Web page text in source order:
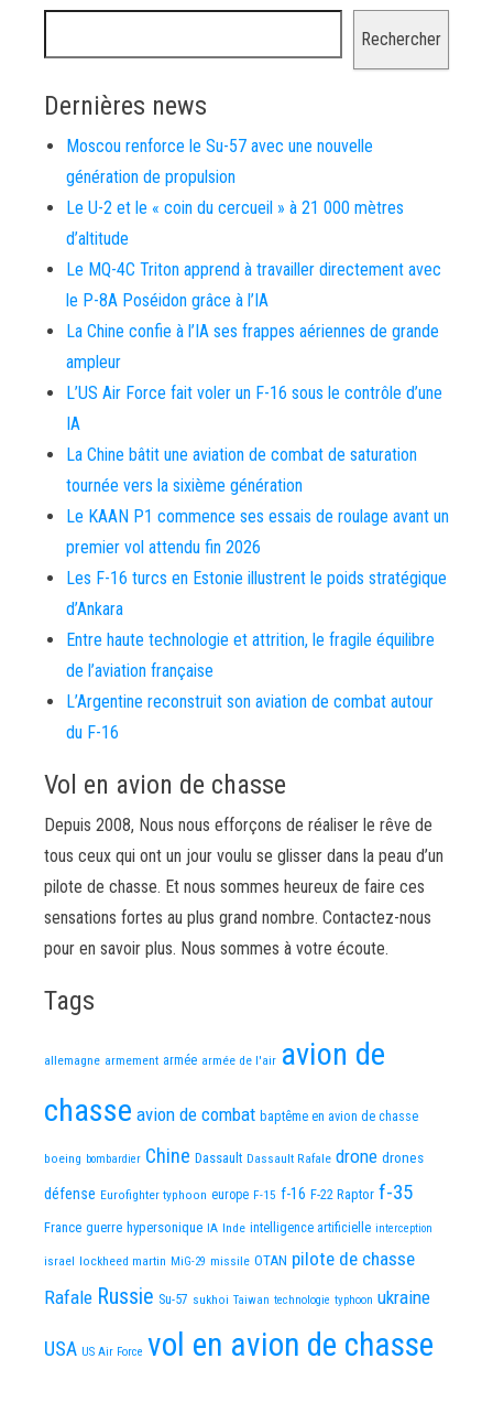
Rechercher
Dernières news
Moscou renforce le Su-57 avec une nouvelle
génération de propulsion
Le U-2 et le « coin du cercueil » à 21 000 mètres
d’altitude
Le MQ-4C Triton apprend à travailler directement avec
le P-8A Poséidon grâce à l’IA
La Chine confie à l’IA ses frappes aériennes de grande
ampleur
L’US Air Force fait voler un F-16 sous le contrôle d’une
IA
La Chine bâtit une aviation de combat de saturation
tournée vers la sixième génération
Le KAAN P1 commence ses essais de roulage avant un
premier vol attendu fin 2026
Les F-16 turcs en Estonie illustrent le poids stratégique
d’Ankara
Entre haute technologie et attrition, le fragile équilibre
de l’aviation française
L’Argentine reconstruit son aviation de combat autour
du F-16
Vol en avion de chasse
Depuis 2008, Nous nous efforçons de réaliser le rêve de
tous ceux qui ont un jour voulu se glisser dans la peau d’un
pilote de chasse. Et nous sommes heureux de faire ces
sensations fortes au plus grand nombre. Contactez-nous
pour en savoir plus. Nous sommes à votre écoute.
Tags
allemagne armement armée armée de l'air avion de
chasse avion de combat baptême en avion de chasse
boeing bombardier Chine Dassault Dassault Rafale drone drones
défense Eurofighter typhoon europe F-15 f-16 F-22 Raptor f-35
France guerre hypersonique IA Inde intelligence artificielle interception
israel lockheed martin MiG-29 missile OTAN pilote de chasse
Rafale Russie Su-57 sukhoi Taiwan technologie typhoon ukraine
USA US Air Force vol en avion de chasse